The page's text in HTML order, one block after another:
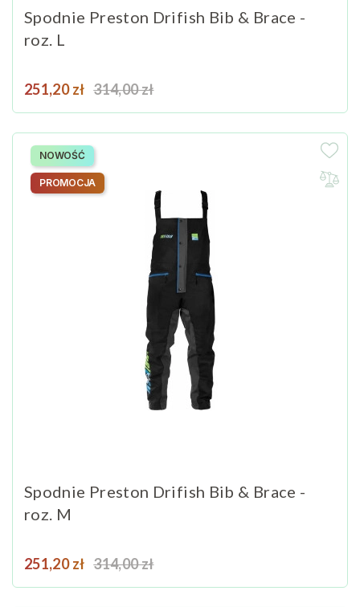
Spodnie Preston Drifish Bib & Brace -
roz. L
Cena
251,20 zł Cena podstawowa
314,00 zł
Spodnie Preston Drifish Bib & Brace -
roz. M
Cena
251,20 zł Cena podstawowa
314,00 zł
NOWOŚĆ
PROMOCJA